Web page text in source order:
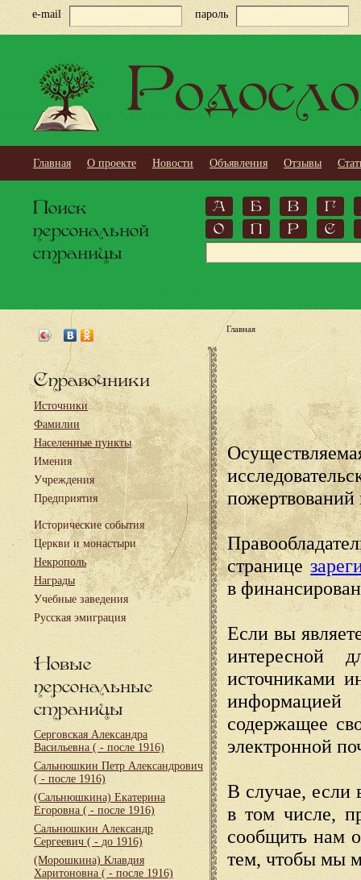
e-mail пароль
Главная О проекте Новости Объявления Отзывы
Поиск
персональной
страницы
А Б В
Г
О
П Р С
Справочники
Источники
Фамилии
Населенные пункты
Имения
Учреждения
Предприятия
Исторические события
Церкви и монастыри
Некрополь
Награды
Учебные заведения
Русская эмиграция
Новые
персональные
страницы
Серговская Александра
Васильевна ( - после 1916)
Сальнюшкин Петр Александрович
( - после 1916)
(Сальнюшкина) Екатерина
Егоровна ( - после 1916)
Сальнюшкин Александр
Сергеевич ( - до 1916)
(Морошкина) Клавдия
Харитоновна ( - после 1916)
Главная
пожертвований
странице
в
Если вы
интересной
источниками
содержащее
электронной
В случае, если
в том числе,
сообщить нам
тем, чтобы мы